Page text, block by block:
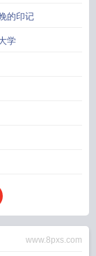
的印记
学
www.8pxs.com